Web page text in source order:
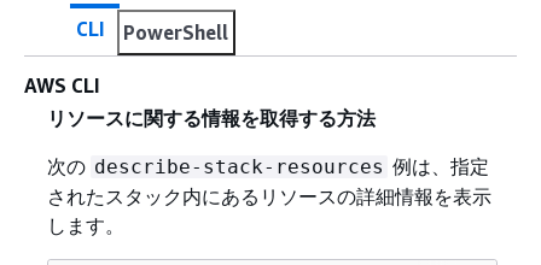
CLI PowerShell
AWS CLI
リソースに関する情報を取得する方法
次の describe-stack-resources 例は、指定
されたスタック内にあるリソースの詳細情報を表示
します。